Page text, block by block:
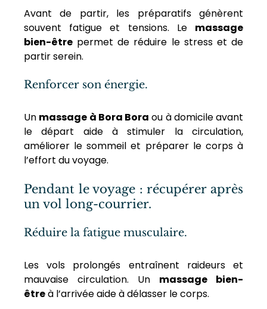
Avant de partir, les préparatifs génèrent
souvent fatigue et tensions. Le massage
bien-être permet de réduire le stress et de
partir serein.
Renforcer son énergie.
Un massage à Bora Bora ou à domicile avant
le départ aide à stimuler la circulation,
améliorer le sommeil et préparer le corps à
l’effort du voyage.
Pendant le voyage : récupérer après
un vol long-courrier.
Réduire la fatigue musculaire.
Les vols prolongés entraînent raideurs et
mauvaise circulation. Un massage bien-
être à l’arrivée aide à délasser le corps.